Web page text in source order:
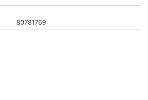
80781769